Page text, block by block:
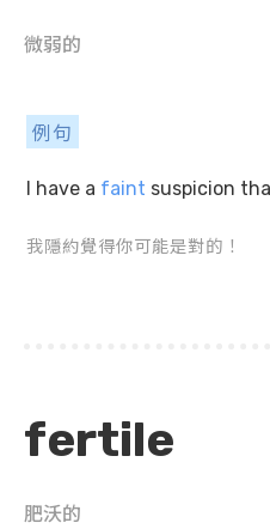
微弱的
例句
I have a faint suspicion
我隱約覺得你可能是對的！
fertile
肥沃的